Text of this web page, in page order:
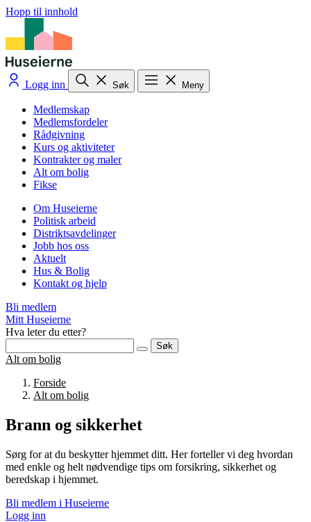
Hopp til innhold
Logg inn Søk Meny
Medlemskap
Medlemsfordeler
Rådgivning
Kurs og aktiviteter
Kontrakter og maler
Alt om bolig
Fikse
Om Huseierne
Politisk arbeid
Distriktsavdelinger
Jobb hos oss
Aktuelt
Hus & Bolig
Kontakt og hjelp
Bli medlem
Mitt Huseierne
Hva leter du etter?
Søk
Alt om bolig
Forside
Alt om bolig
Brann og sikkerhet
Sørg for at du beskytter hjemmet ditt. Her forteller vi deg hvordan
med enkle og helt nødvendige tips om forsikring, sikkerhet og
beredskap i hjemmet.
Bli medlem i Huseierne
Logg inn